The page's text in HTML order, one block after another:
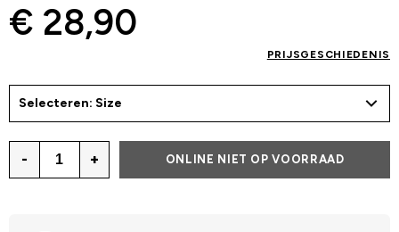
€ 28,90
PRIJSGESCHIEDENIS
Selecteren: Size
- + ONLINE NIET OP VOORRAAD